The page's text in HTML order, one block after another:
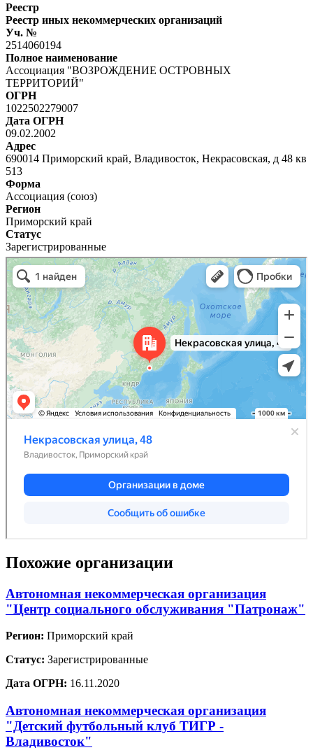
Реестр
Реестр иных некоммерческих организаций
Уч. №
2514060194
Полное наименование
Ассоциация "ВОЗРОЖДЕНИЕ ОСТРОВНЫХ
ТЕРРИТОРИЙ"
ОГРН
1022502279007
Дата ОГРН
09.02.2002
Адрес
690014 Приморский край, Владивосток, Некрасовская, д 48 кв
513
Форма
Ассоциация (союз)
Регион
Приморский край
Статус
Зарегистрированные
Похожие организации
Автономная некоммерческая организация
"Центр социального обслуживания "Патронаж"
Регион: Приморский край
Статус: Зарегистрированные
Дата ОГРН: 16.11.2020
Автономная некоммерческая организация
"Детский футбольный клуб ТИГР -
Владивосток"